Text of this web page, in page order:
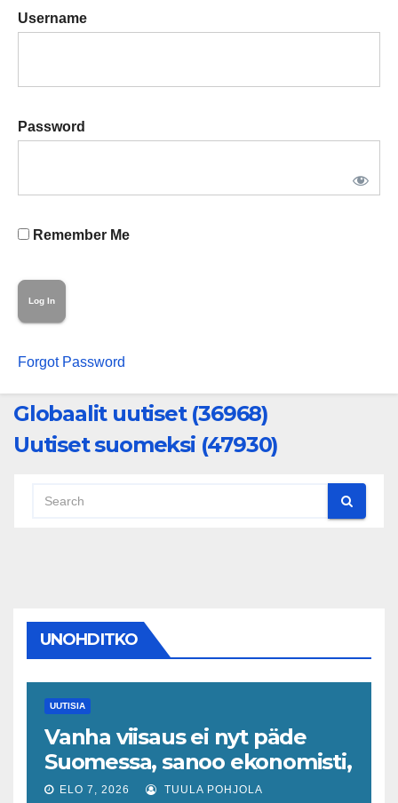
Username
Password
Remember Me
Forgot Password
Globaalit uutiset (36968)
Uutiset suomeksi (47930)
UNOHDITKO
UUTISIA
Vanha viisaus ei nyt päde
Suomessa, sanoo ekonomisti,
joka odottaa työllisyyteen
ELO 7, 2026 TUULA POHJOLA